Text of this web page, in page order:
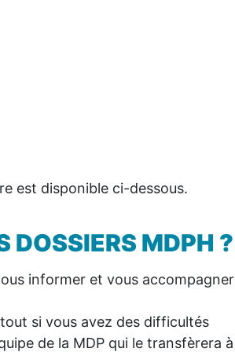
en tant que parent
pour remplir votre dossier
accueillent ! L’occasion de
est disponible ci-dessous.
DOSSIERS MDPH ?
informer et vous
si vous avez des difficultés
de la MDP qui le transfèrera à